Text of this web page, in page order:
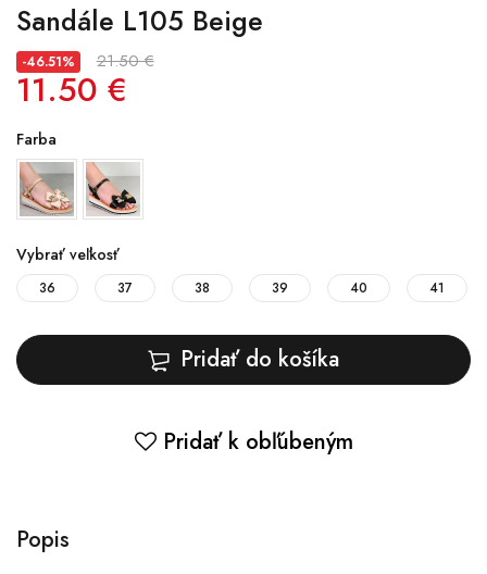
Sandále L105 Beige
-46.51% 21.50 €
11.50 €
Farba
Vybrať veľkosť
36 37 38 39 40 41
Pridať do košíka
Pridať k obľúbeným
Popis